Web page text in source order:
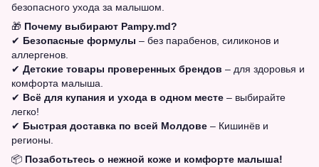
безопасного ухода за малышом.
🎁 Почему выбирают Pampy.md?
✔ Безопасные формулы – без парабенов, силиконов и
аллергенов.
✔ Детские товары проверенных брендов – для здоровья и
комфорта малыша.
✔ Всё для купания и ухода в одном месте – выбирайте
легко!
✔ Быстрая доставка по всей Молдове – Кишинёв и
регионы.
📦 Позаботьтесь о нежной коже и комфорте малыша!